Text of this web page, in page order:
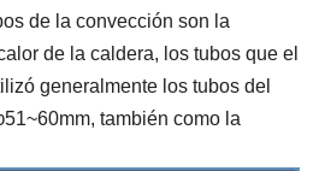
de la convección son la
de la caldera, los tubos que el
generalmente los tubos del
también como la